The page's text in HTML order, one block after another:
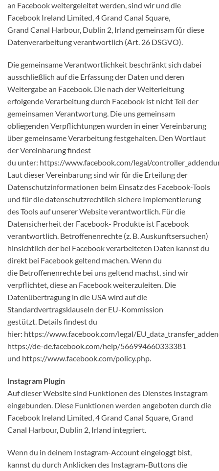
an Facebook weitergeleitet werden, sind wir und die
Facebook Ireland Limited, 4 Grand Canal Square,
Grand Canal Harbour, Dublin 2, Irland gemeinsam für diese
Datenverarbeitung verantwortlich (Art. 26 DSGVO).
Die gemeinsame Verantwortlichkeit beschränkt sich dabei
ausschließlich auf die Erfassung der Daten und deren
Weitergabe an Facebook. Die nach der Weiterleitung
erfolgende Verarbeitung durch Facebook ist nicht Teil der
gemeinsamen Verantwortung. Die uns gemeinsam
obliegenden Verpflichtungen wurden in einer Vereinbarung
über gemeinsame Verarbeitung festgehalten. Den Wortlaut
der Vereinbarung findest
du unter: https://www.facebook.com/legal/
Laut dieser Vereinbarung sind wir für die Erteilung der
Datenschutzinformationen beim Einsatz des Facebook-Tools
und für die datenschutzrechtlich sichere Implementierung
des Tools auf unserer Website verantwortlich. Für die
Datensicherheit der Facebook- Produkte ist Facebook
verantwortlich. Betroffenenrechte (z. B. Auskunftsersuchen)
hinsichtlich der bei Facebook verarbeiteten Daten kannst du
direkt bei Facebook geltend machen. Wenn du
die Betroffenenrechte bei uns geltend machst, sind wir
verpflichtet, diese an Facebook weiterzuleiten. Die
Datenübertragung in die USA wird auf die
Standardvertragsklauseln der EU-Kommission
gestützt. Details findest du
hier: https://www.facebook.com/legal/
https://de-de.facebook.com/help/566994660333381
und https://www.facebook.com/policy.php.
Instagram Plugin
Auf dieser Website sind Funktionen des Dienstes Instagram
eingebunden. Diese Funktionen werden angeboten durch die
Facebook Ireland Limited, 4 Grand Canal Square, Grand
Canal Harbour, Dublin 2, Irland integriert.
Wenn du in deinem Instagram-Account eingeloggt bist,
kannst du durch Anklicken des Instagram-Buttons die